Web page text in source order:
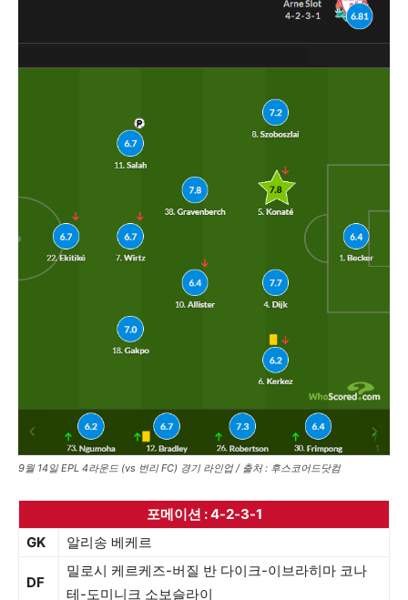
9월 14일 EPL 4라운드 (vs 번리 FC) 경기 라인업 / 출처 : 후스코어드닷컴
포메이션 : 4-2-3-1
GK
알리송 베케르
DF
밀로시 케르케즈-버질 반 다이크-이브라히마 코나
테-도미니크 소보슬라이